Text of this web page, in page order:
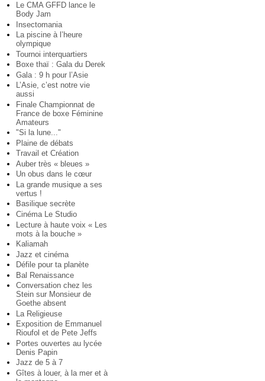
Le CMA GFFD lance le
Body Jam
Insectomania
La piscine à l’heure
olympique
Tournoi interquartiers
Boxe thaï : Gala du Derek
Gala : 9 h pour l’Asie
L’Asie, c’est notre vie
aussi
Finale Championnat de
France de boxe Féminine
Amateurs
"Si la lune..."
Plaine de débats
Travail et Création
Auber très « bleues »
Un obus dans le cœur
La grande musique a ses
vertus !
Basilique secrète
Cinéma Le Studio
Lecture à haute voix « Les
mots à la bouche »
Kaliamah
Jazz et cinéma
Défile pour ta planète
Bal Renaissance
Conversation chez les
Stein sur Monsieur de
Goethe absent
La Religieuse
Exposition de Emmanuel
Rioufol et de Pete Jeffs
Portes ouvertes au lycée
Denis Papin
Jazz de 5 à 7
Gîtes à louer, à la mer et à